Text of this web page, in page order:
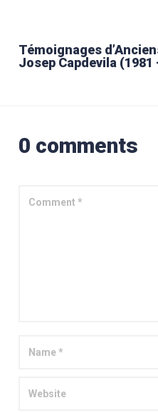
Témoignages
Josep Capdevila (1981
0 comments